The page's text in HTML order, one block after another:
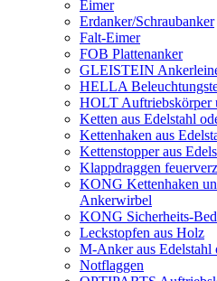
Eimer
Erdanker/Schraubanker
Falt-Eimer
FOB Plattenanker
GLEISTEIN
HELLA
HOLT Auftriebskörper
Ketten aus Edelstahl
Kettenhaken aus
Kettenstopper aus
Klappdraggen
KONG Kettenhaken
Ankerwirbel
KONG Sicherheits-
Leckstopfen aus Holz
M-Anker aus Edelstahl
Notflaggen